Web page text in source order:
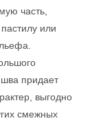
часть,
или
придает
выгодно
смежных